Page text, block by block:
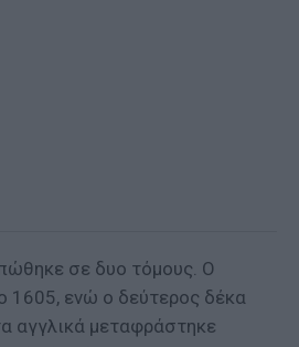
σε δυο τόμους. Ο
1605, ενώ ο δεύτερος δέκα
αγγλικά μεταφράστηκε